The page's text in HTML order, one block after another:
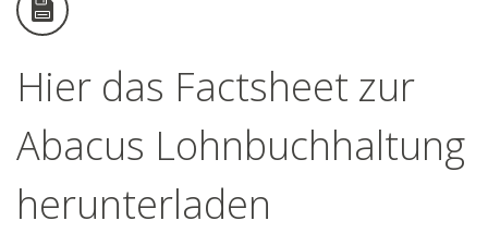
Hier das Factsheet zur
Abacus Lohnbuchhaltung
herunterladen